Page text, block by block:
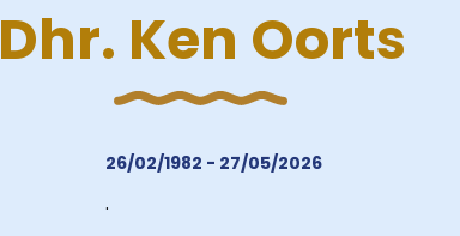
Dhr. Ken Oorts
26/02/1982 - 27/05/2026
.